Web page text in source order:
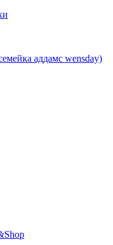
аддамс wensday)